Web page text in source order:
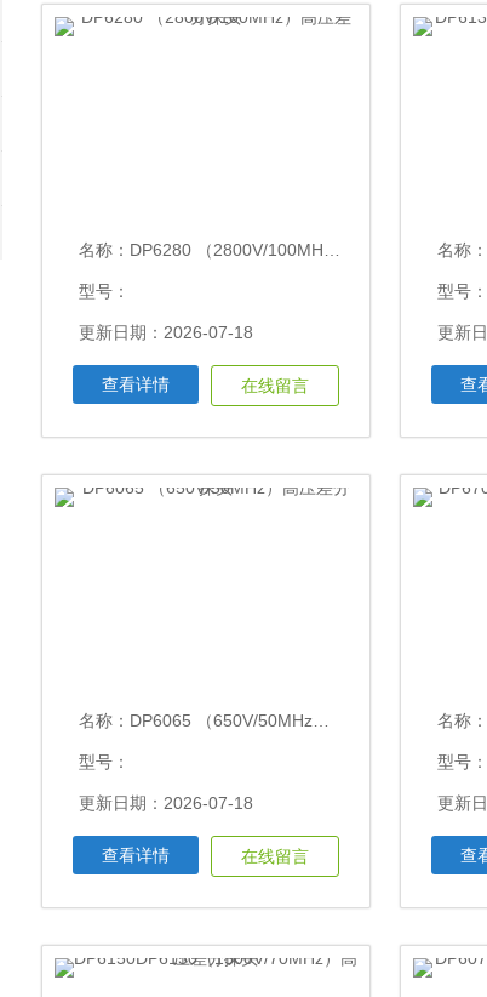
名称： DP6280 （2800V/100MHz）高压差分探头
型号：
更新日期：2026-07-18
查看详情 在线留言
名称：
型号：
更新
查
名称： DP6065 （650V/50MHz）高压差分探头
型号：
更新日期：2026-07-18
查看详情 在线留言
名称：
型号：
更新
查